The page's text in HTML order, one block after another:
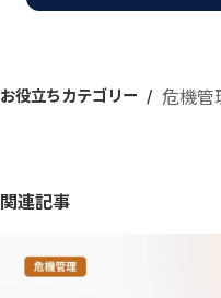
お役立ちカテゴリー 危機管
関連記事